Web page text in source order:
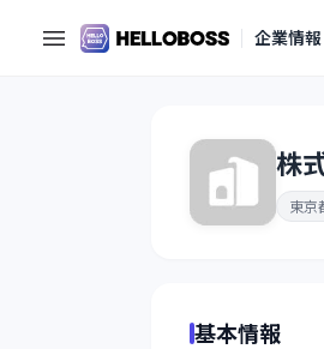
企業情報
株
東京
基本情報